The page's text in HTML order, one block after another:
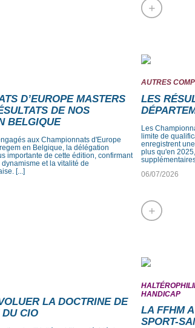
+
D’EUROPE MASTERS
DE NOS
BELGIQUE
aux Championnats d'Europe
en Belgique, la délégation
importante de cette édition, confirmant
et la vitalité de
[...]
AUTRES
LES
Les
limite de
enregistrent
plus qu'en
06/07/2026
+
LA DOCTRINE DE
CIO
HANDICAP
LA FFHM
SPORT-